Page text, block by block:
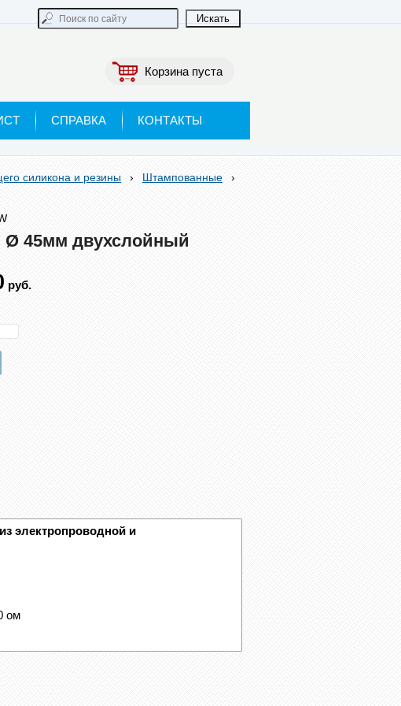
Корзина пуста
СПРАВКА КОНТАКТЫ
силикона и резины › Штампованные
›
Ø 45мм двухслойный
руб.
электропроводной и
ом